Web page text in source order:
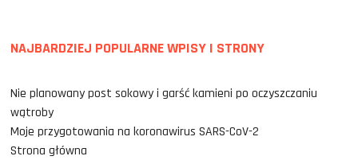
NAJBARDZIEJ POPULARNE WPISY I STRONY
Nie planowany post sokowy i garść kamieni po oczyszczaniu
wątroby
Moje przygotowania na koronawirus SARS-CoV-2
Strona główna